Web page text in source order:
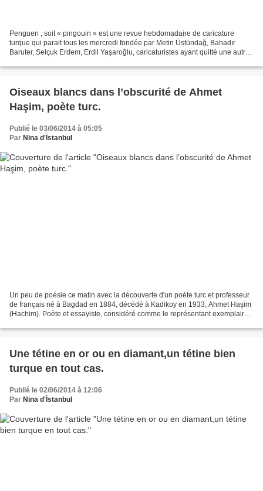
Penguen , soit « pingouin » est une revue hebdomadaire de caricature
turque qui parait tous les mercredi fondée par Metin Üstündağ, Bahadır
Baruter, Selçuk Erdem, Erdil Yaşaroğlu, caricaturistes ayant quitté une autre
Oiseaux blancs dans l’obscurité de Ahmet
Haşim, poète turc.
Publié le 03/06/2014 à 05:05
Par Nina d'İstanbul
Un peu de poésie ce matin avec la découverte d'un poète turc et professeur
de français né à Bagdad en 1884, décédé à Kadikoy en 1933, Ahmet Haşim
(Hachim). Poète et essayiste, considéré comme le représentant exemplaire
Une tétine en or ou en diamant,un tétine bien
turque en tout cas.
Publié le 02/06/2014 à 12:06
Par Nina d'İstanbul